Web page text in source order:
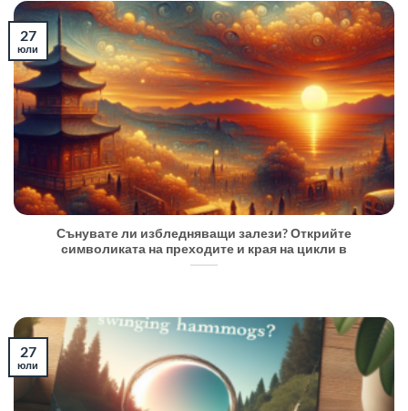
Сънувате ли избледняващи залези? Открийте
символиката на преходите и края на цикли в
27
юли
27
юли